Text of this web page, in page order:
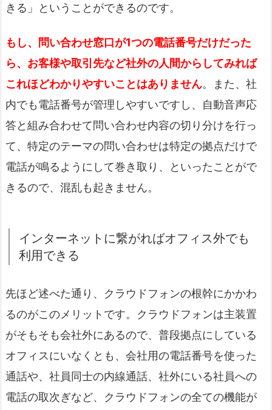
きる」ということができるのです。
もし、問い合わせ窓口が1つの電話番号だけだった
ら、お客様や取引先など社外の人間からしてみれば
これほどわかりやすいことはありません。また、社
内でも電話番号が管理しやすいですし、自動音声応
答と組み合わせて問い合わせ内容の切り分けを行っ
て、特定のテーマの問い合わせは特定の拠点だけで
電話が鳴るようにして巻き取り、といったことがで
きるので、混乱も起きません。
インターネットに繋がればオフィス外でも
利用できる
先ほど述べた通り、クラウドフォンの根幹にかかわ
るのがこのメリットです。クラウドフォンは主装置
がそもそも会社外にあるので、普段拠点にしている
オフィスにいなくとも、会社用の電話番号を使った
通話や、社員同士の内線通話、社外にいる社員への
電話の取次ぎなど、クラウドフォンの全ての機能が